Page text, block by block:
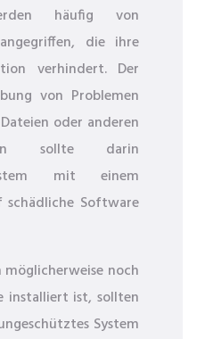
häufig von
die ihre
verhindert. Der
von Problemen
oder anderen
sollte darin
mit einem
Software
noch
installiert ist, sollten
System